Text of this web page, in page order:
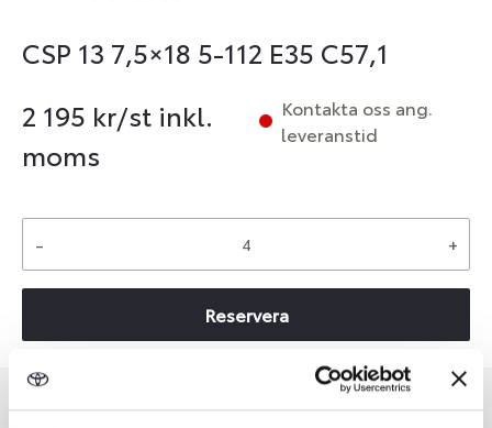
CSP 13 7,5×18 5-112 E35 C57,1
2 195 kr/st inkl.
moms
Kontakta oss ang.
leveranstid
- +
Reservera